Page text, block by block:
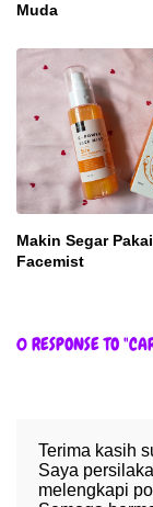
Muda
Makin Segar
Facemist
0 RESPONSE TO
Terima kasih
Saya
melengkapi